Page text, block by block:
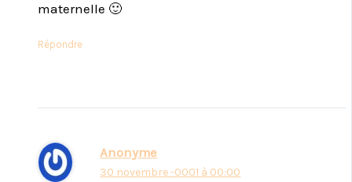
maternelle 🙂
Répondre
Anonyme
30 novembre -0001 à 00:00